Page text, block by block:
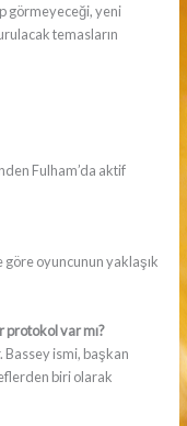
görmeyeceği, yeni
temasların
Fulham’da aktif
oyuncunun yaklaşık
protokol var mı?
Bassey ismi, başkan
biri olarak